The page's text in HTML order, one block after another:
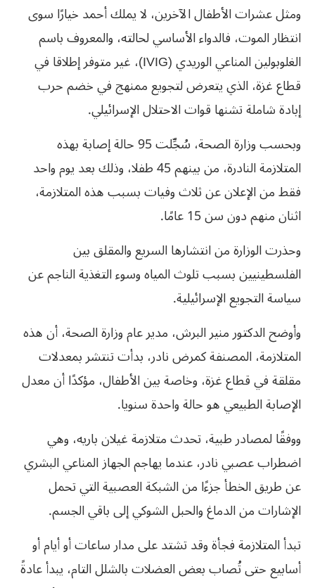
ومثل عشرات الأطفال الآخرين، لا يملك أحمد خيارًا سوى
انتظار الموت، فالدواء الأساسي لحالته، والمعروف باسم
الغلوبولين المناعي الوريدي (IVIG)، غير متوفر إطلاقا في
قطاع غزة، الذي يتعرض لتجويع ممنهج في خضم حرب
إبادة شاملة تشنها قوات الاحتلال الإسرائيلي.
وبحسب وزارة الصحة، سُجِّلت 95 حالة إصابة بهذه
المتلازمة النادرة، من بينهم 45 طفلا، وذلك بعد يوم واحد
فقط من الإعلان عن ثلاث وفيات بسبب هذه المتلازمة،
اثنان منهم دون سن 15 عامًا.
وحذرت الوزارة من انتشارها السريع والمقلق بين
الفلسطينيين بسبب تلوث المياه وسوء التغذية الناجم عن
سياسة التجويع الإسرائيلية.
وأوضح الدكتور منير البرش، مدير عام وزارة الصحة، أن هذه
المتلازمة، المصنفة كمرض نادر، بدأت تنتشر بمعدلات
مقلقة في قطاع غزة، وخاصة بين الأطفال، مؤكدًا أن معدل
الإصابة الطبيعي هو حالة واحدة سنويا.
ووفقًا لمصادر طبية، تحدث متلازمة غيلان باريه، وهي
اضطراب عصبي نادر، عندما يهاجم الجهاز المناعي البشري
عن طريق الخطأ جزءًا من الشبكة العصبية التي تحمل
الإشارات من الدماغ والحبل الشوكي إلى باقي الجسم.
تبدأ المتلازمة فجأة وقد تشتد على مدار ساعات أو أيام أو
أسابيع حتى تُصاب بعض العضلات بالشلل التام، يبدأ عادةً